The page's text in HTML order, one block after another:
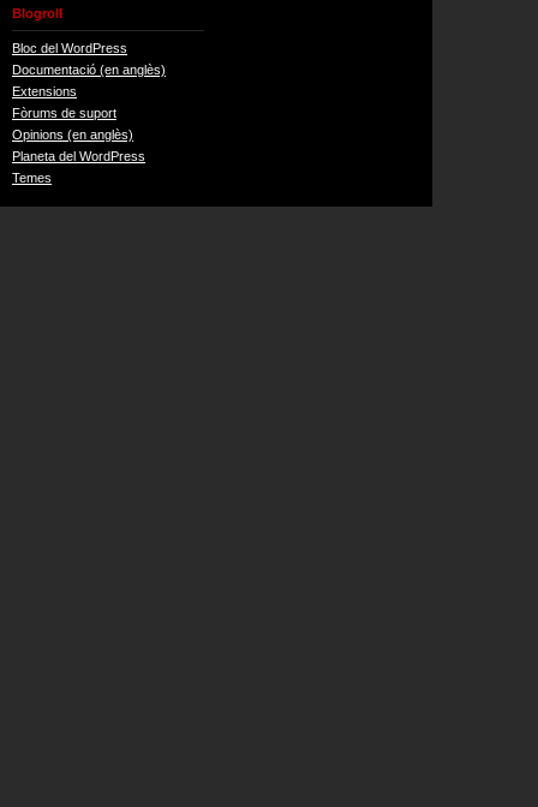
Blogroll
Bloc del WordPress
Documentació (en anglès)
Extensions
Fòrums de suport
Opinions (en anglès)
Planeta del WordPress
Temes